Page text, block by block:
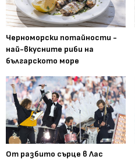
Черноморски потайности -
най-вкусните риби на
българското море
От разбито сърце в Лас